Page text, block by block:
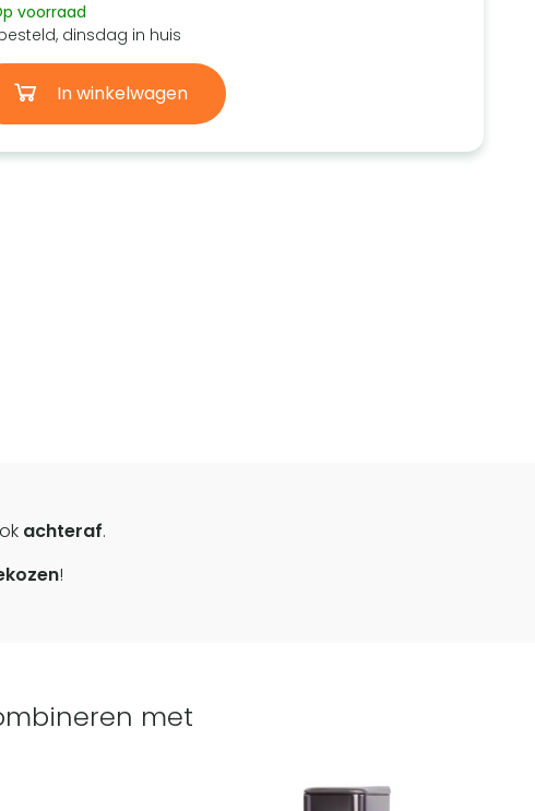
voorraad
dinsdag in huis
In winkelwagen
achteraf.
!
met